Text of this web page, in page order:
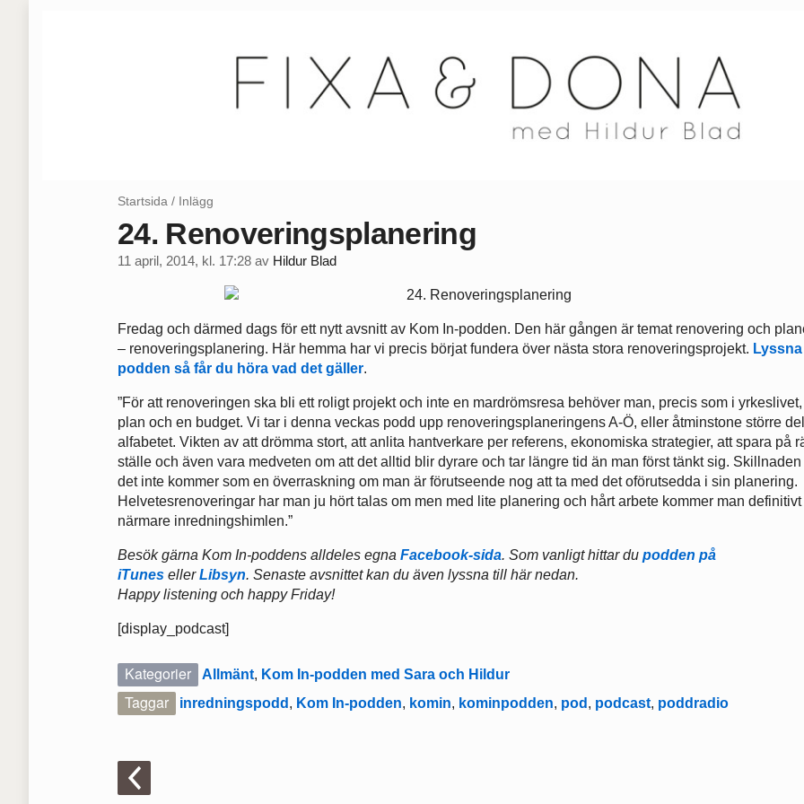
Startsida / Inlägg
24. Renoveringsplanering
11 april, 2014, kl. 17:28 av Hildur Blad
Fredag och därmed dags för ett nytt avsnitt av Kom In-podden. Den här gången är temat renovering och
– renoveringsplanering. Här hemma har vi precis börjat fundera över nästa stora renoveringsprojekt.
podden så får du höra vad det gäller.
”För att renoveringen ska bli ett roligt projekt och inte en mardrömsresa behöver man, precis som i
plan och en budget. Vi tar i denna veckas podd upp renoveringsplaneringens A-Ö, eller åtminstone större
alfabetet. Vikten av att drömma stort, att anlita hantverkare per referens, ekonomiska strategier, att spara på
ställe och även vara medveten om att det alltid blir dyrare och tar längre tid än man först tänkt sig. Skillnaden
det inte kommer som en överraskning om man är förutseende nog att ta med det oförutsedda i sin planering.
Helvetesrenoveringar har man ju hört talas om men med lite planering och hårt arbete kommer man definitivt
närmare inredningshimlen.”
Besök gärna Kom In-poddens alldeles egnaFacebook-sida. Som vanligt hittar dupodden på
iTunes ellerLibsyn. Senaste avsnittet kan du även lyssna till här nedan.
Happy listening och happy Friday!
[display_podcast]
Kategorier Allmänt, Kom In-podden med Sara och Hildur
Taggar inredningspodd , Kom In-podden, komin, kominpodden, pod , podcast, poddradio